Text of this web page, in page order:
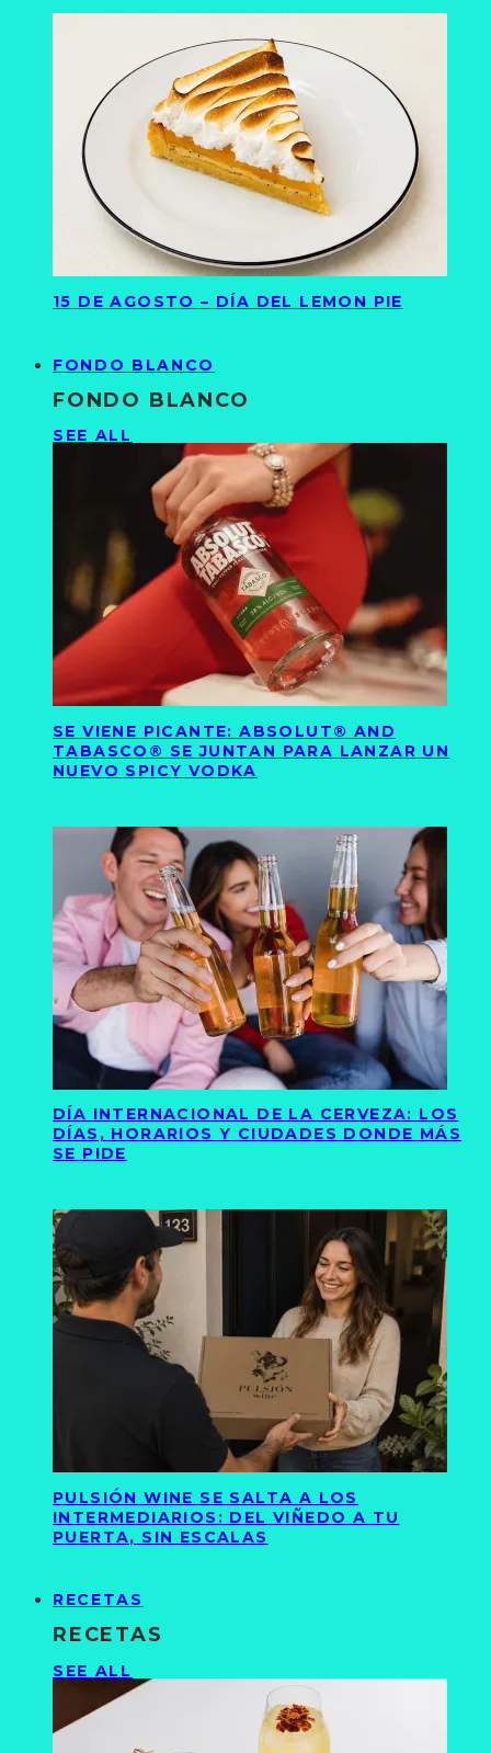
15 DE AGOSTO – DÍA DEL LEMON PIE
FONDO BLANCO
FONDO BLANCO
SEE ALL
SE VIENE PICANTE: ABSOLUT® AND
TABASCO® SE JUNTAN PARA LANZAR UN
NUEVO SPICY VODKA
DÍA INTERNACIONAL DE LA CERVEZA: LOS
DÍAS, HORARIOS Y CIUDADES DONDE MÁS
SE PIDE
PULSIÓN WINE SE SALTA A LOS
INTERMEDIARIOS: DEL VIÑEDO A TU
PUERTA, SIN ESCALAS
RECETAS
RECETAS
SEE ALL